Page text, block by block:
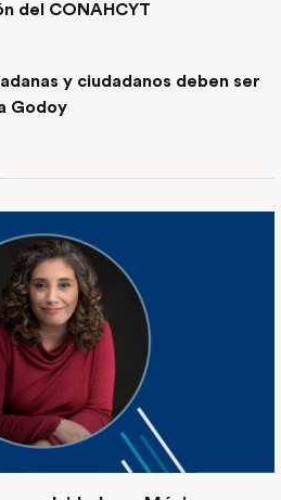
del CONAHCYT
y ciudadanos deben ser
Godoy